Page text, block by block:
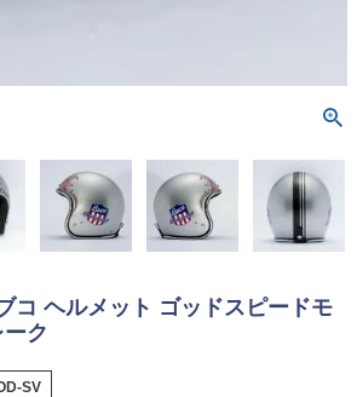
コ ヘルメット ゴッドスピードモ
ク
SV